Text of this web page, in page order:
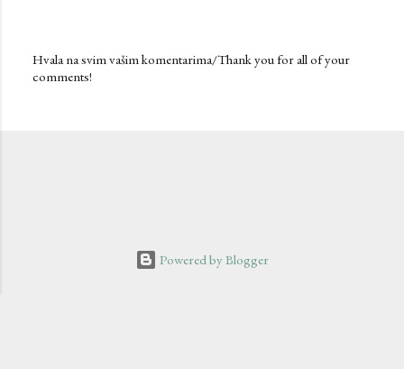
P
Hvala na svim vašim komentarima/Thank you for all of your
comments!
Powered by Blogger